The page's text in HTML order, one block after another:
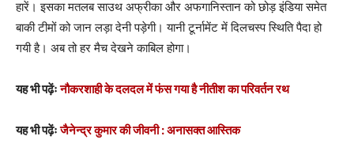
हारें। इसका मतलब साउथ अफ्रीका और अफगानिस्तान को छोड़ इंडिया समेत
बाकी टीमों को जान लड़ा देनी पड़ेगी। यानी टूर्नामेंट में दिलचस्प स्थिति पैदा हो
गयी है। अब तो हर मैच देखने काबिल होगा।
यह भी पढ़ेंःनौकरशाही के दलदल में फंस गया है नीतीश का परिवर्तन रथ
यह भी पढ़ेंःजैनेन्द्र कुमार की जीवनी : अनासक्त आस्तिक